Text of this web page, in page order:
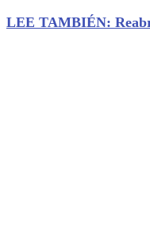
LEE TAMBIÉN: